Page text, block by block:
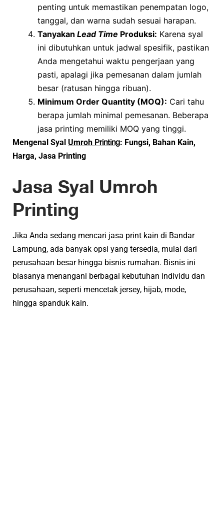
penting untuk memastikan penempatan logo,
tanggal, dan warna sudah sesuai harapan.
Tanyakan Lead Time Produksi: Karena syal
ini dibutuhkan untuk jadwal spesifik, pastikan
Anda mengetahui waktu pengerjaan yang
pasti, apalagi jika pemesanan dalam jumlah
besar (ratusan hingga ribuan).
Minimum Order Quantity (MOQ): Cari tahu
berapa jumlah minimal pemesanan. Beberapa
jasa printing memiliki MOQ yang tinggi.
Mengenal Syal Umroh Printing: Fungsi, Bahan Kain,
Harga, Jasa Printing
Jasa Syal Umroh
Printing
Jika Anda sedang mencari jasa print kain di Bandar
Lampung, ada banyak opsi yang tersedia, mulai dari
perusahaan besar hingga bisnis rumahan. Bisnis ini
biasanya menangani berbagai kebutuhan individu dan
perusahaan, seperti mencetak jersey, hijab, mode,
hingga spanduk kain.